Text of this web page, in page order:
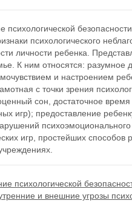
психологического
личности ребенка.
К ним относятся:
и настроением
с точки зрения
сон, достаточное
игр); предоставление
игр, простейших
психологической
и внешние угрозы